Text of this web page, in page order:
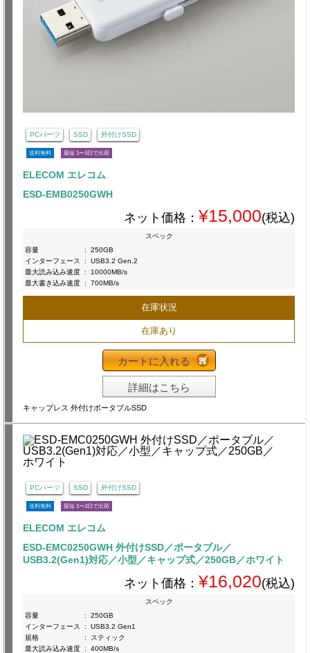
PCパーツ SSD 外付けSSD
送料無料 最短 1〜3日で出荷
ELECOM エレコム
ESD-EMB0250GWH
ネット価格： ¥15,000(税込)
スペック
容量
:
250GB
インターフェース
:
USB3.2 Gen.2
最大読み込み速度 :
10000MB/s
最大書き込み速度 : 700MB/s
在庫状況
在庫あり
カートに入れる
詳細はこちら
キャップレス 外付けポータブルSSD
PCパーツ SSD 外付けSSD
送料無料 最短 1〜3日で出荷
ELECOM エレコム
ESD-EMC0250GWH 外付けSSD／ポータブル／
USB3.2(Gen1)対応／小型／キャップ式／250GB／ホワイト
ネット価格： ¥16,020(税込)
スペック
容量
:
250GB
インターフェース
:
USB3.2 Gen1
規格
:
スティック
最大読み込み速度 :
400MB/s